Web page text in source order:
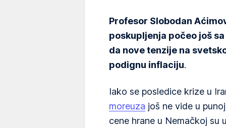
Profesor Slobodan
poskupljenja počeo još
da nove tenzije na
podignu inflaciju.
Iako se posledice krize u
moreuza još ne vide u
cene hrane u Nemačkoj su